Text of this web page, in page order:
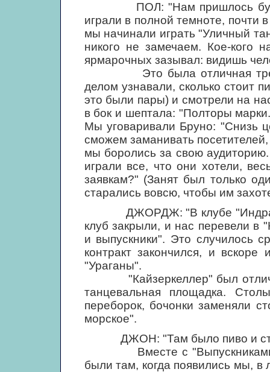
ПОЛ: "Нам пришлось
играли в полной темноте, почти
мы начинали играть "Уличный
никого не замечаем. Кое-кого
ярмарочных зазывал: видишь
Это была отличная
делом узнавали, сколько стоит
это были пары) и смотрели на
в бок и шептала: "Полторы
Мы уговаривали Бруно: "Снизь
сможем заманивать
мы боролись за свою
играли все, что они хотели,
заявкам?" (Занят был только
старались вовсю, чтобы им
ДЖОРДЖ: "В клубе "Индра"
клуб закрыли, и нас перевели в
и выпускники". Это случилось
контракт закончился, и
"Ураганы".
"Кайзеркеллер" был
танцевальная площадка.
переборок, бочонки заменяли
морское".
ДЖОН: "Там было пиво и
Вместе с "Выпускниками"
были там, когда появились мы, в